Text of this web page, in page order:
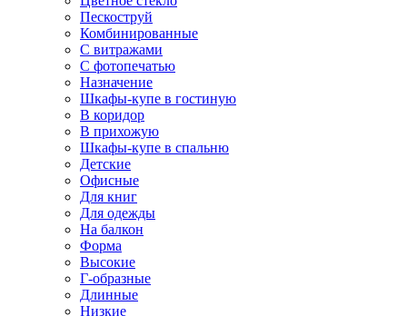
Пескоструй
Комбинированные
С витражами
С фотопечатью
Назначение
Шкафы-купе в гостиную
В коридор
В прихожую
Шкафы-купе в спальню
Детские
Офисные
Для книг
Для одежды
На балкон
Форма
Высокие
Г-образные
Длинные
Низкие